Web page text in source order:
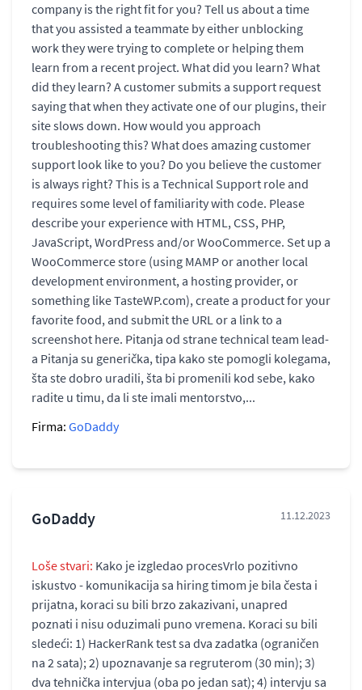
company is the right fit for you? Tell us about a time
that you assisted a teammate by either unblocking
work they were trying to complete or helping them
learn from a recent project. What did you learn? What
did they learn? A customer submits a support request
saying that when they activate one of our plugins, their
site slows down. How would you approach
troubleshooting this? What does amazing customer
support look like to you? Do you believe the customer
is always right? This is a Technical Support role and
requires some level of familiarity with code. Please
describe your experience with HTML, CSS, PHP,
JavaScript, WordPress and/or WooCommerce. Set up a
WooCommerce store (using MAMP or another local
development environment, a hosting provider, or
something like TasteWP.com), create a product for your
favorite food, and submit the URL or a link to a
screenshot here. Pitanja od strane technical team lead-
a Pitanja su generička, tipa kako ste pomogli kolegama,
šta ste dobro uradili, šta bi promenili kod sebe, kako
radite u timu, da li ste imali mentorstvo,...
Firma: GoDaddy
GoDaddy 11.12.2023
Loše stvari: Kako je izgledao procesVrlo pozitivno
iskustvo - komunikacija sa hiring timom je bila česta i
prijatna, koraci su bili brzo zakazivani, unapred
poznati i nisu oduzimali puno vremena. Koraci su bili
sledeći: 1) HackerRank test sa dva zadatka (ograničen
na 2 sata); 2) upoznavanje sa regruterom (30 min); 3)
dva tehnička intervjua (oba po jedan sat); 4) intervju sa